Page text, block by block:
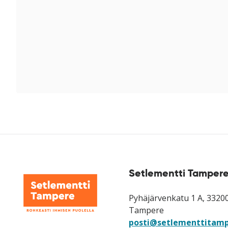
Setlementti
Pyhäjärvenkatu 1 A,
Tampere